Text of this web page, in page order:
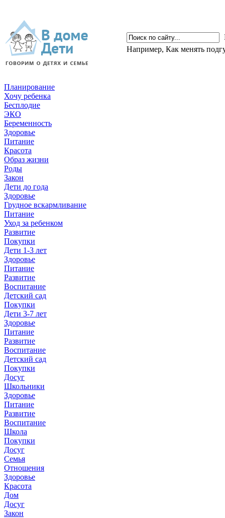
Например, Как менять
Планирование
Хочу ребенка
Бесплодие
ЭКО
Беременность
Здоровье
Питание
Красота
Образ жизни
Роды
Закон
Дети до года
Здоровье
Грудное вскармливание
Питание
Уход за ребенком
Развитие
Покупки
Дети 1-3 лет
Здоровье
Питание
Развитие
Воспитание
Детский сад
Покупки
Дети 3-7 лет
Здоровье
Питание
Развитие
Воспитание
Детский сад
Покупки
Досуг
Школьники
Здоровье
Питание
Развитие
Воспитание
Школа
Покупки
Досуг
Семья
Отношения
Здоровье
Красота
Дом
Досуг
Закон